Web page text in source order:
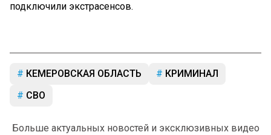
подключили экстрасенсов.
КЕМЕРОВСКАЯ ОБЛАСТЬ
КРИМИНАЛ
СВО
Больше актуальных новостей и эксклюзивных видео